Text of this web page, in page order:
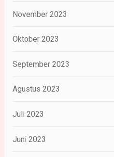
November 2023
Oktober 2023
September 2023
Agustus 2023
Juli 2023
Juni 2023